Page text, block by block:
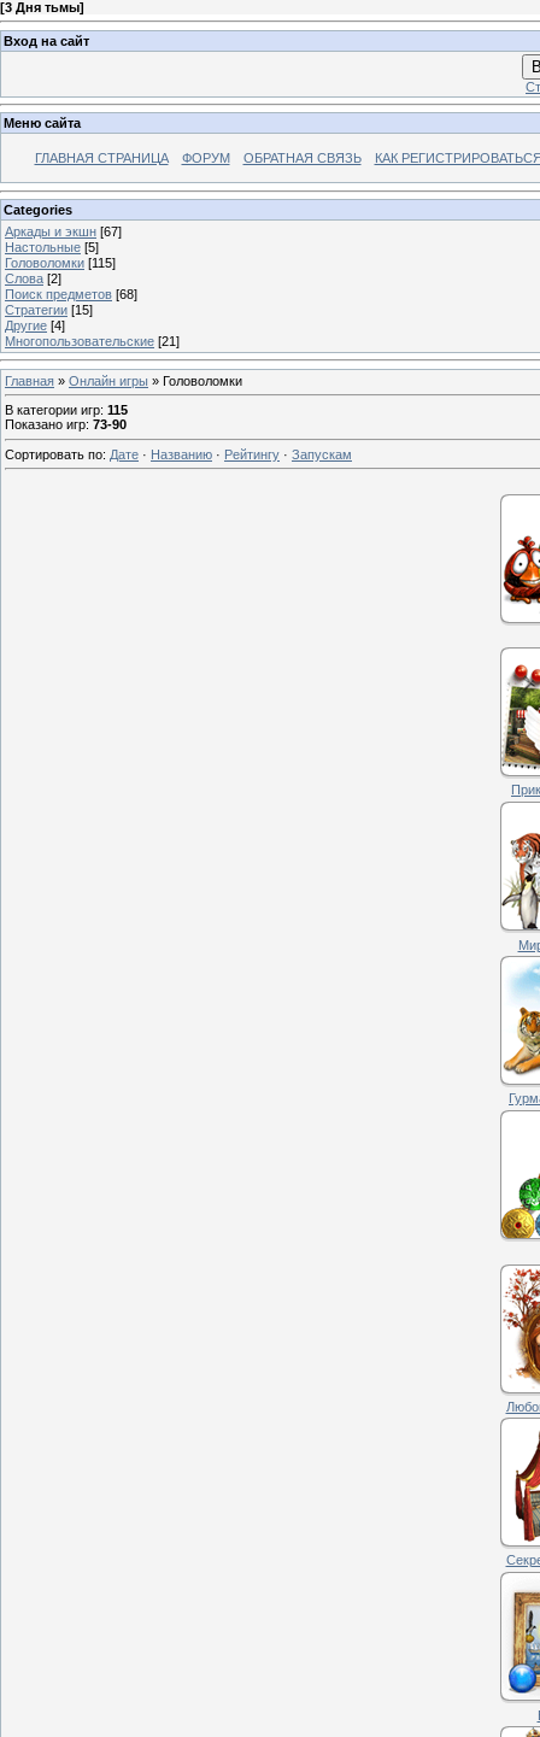
[3 Дня тьмы]
Вход на сайт
Меню сайта
ГЛАВНАЯ СТРАНИЦА ФОРУМ ОБРАТНАЯ СВЯЗЬ КАК
Categories
Аркады и экшн [67]
Настольные [5]
Головоломки [115]
Слова [2]
Поиск предметов [68]
Стратегии [15]
Другие [4]
Многопользовательские [21]
Главная » Онлайн игры » Головоломки
В категории игр: 115
Показано игр: 73-90
Сортировать по: Дате · Названию · Рейтингу · Запускам